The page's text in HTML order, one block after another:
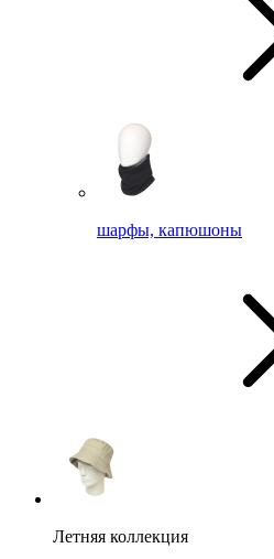
шарфы, капюшоны
Летняя коллекция